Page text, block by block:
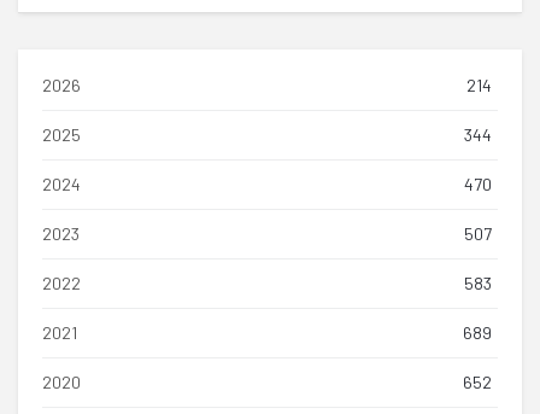
2026 214
2025 344
2024 470
2023 507
2022 583
2021 689
2020 652